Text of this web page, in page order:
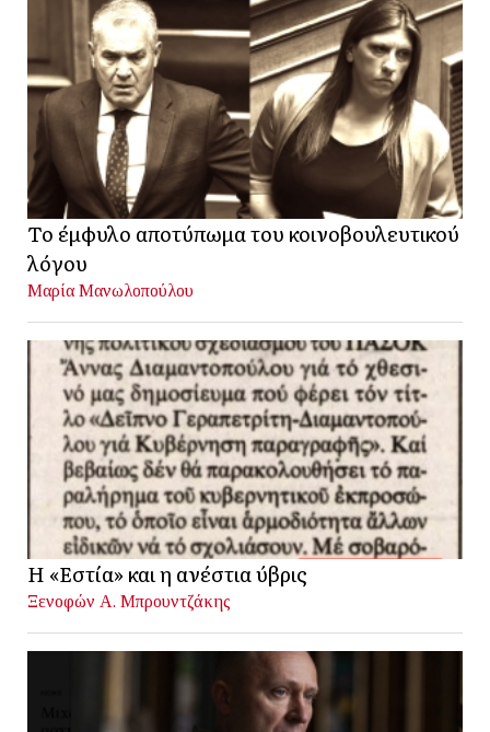
Το έμφυλο αποτύπωμα του κοινοβουλευτικού
λόγου
Μαρία Μανωλοπούλου
Η «Εστία» και η ανέστια ύβρις
Ξενοφών Α. Μπρουντζάκης